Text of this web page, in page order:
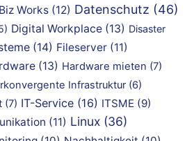
Works (12) Datenschutz (46)
Digital Workplace (13) Disaster
(14) Fileserver (11)
(13) Hardware mieten (7)
Infrastruktur (6)
(7) IT-Service (16) ITSME (9)
(11) Linux (36)